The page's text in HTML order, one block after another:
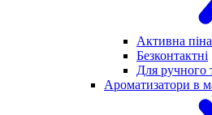
Активна піна
Безконтактні
Для ручного
Ароматизатори в